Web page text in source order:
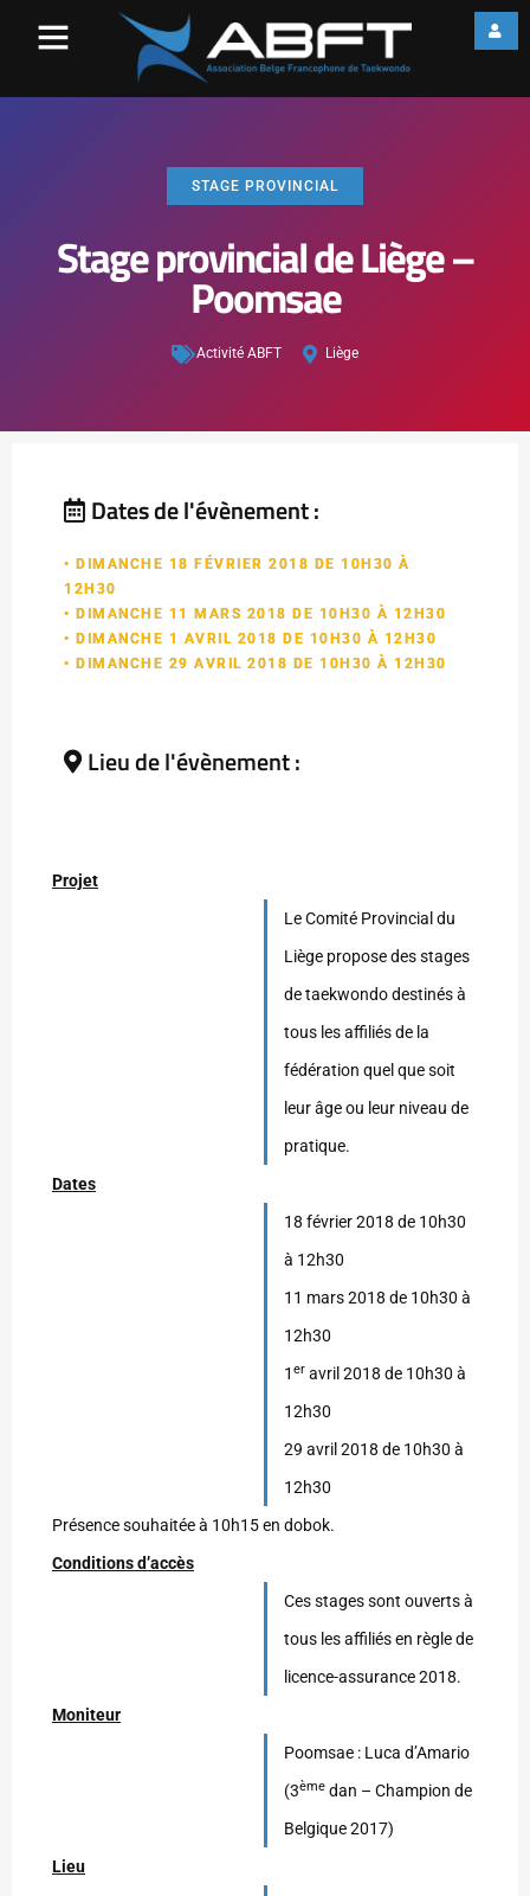
STAGE PROVINCIAL
Stage provincial de Liège –
Poomsae
Activité ABFT Liège
Dates de l'évènement :
• DIMANCHE 18 FÉVRIER 2018 DE 10H30 À
12H30
• DIMANCHE 11 MARS 2018 DE 10H30 À 12H30
• DIMANCHE 1 AVRIL 2018 DE 10H30 À 12H30
• DIMANCHE 29 AVRIL 2018 DE 10H30 À 12H30
Lieu de l'évènement :
Projet
Le Comité Provincial du
Liège propose des stages
de taekwondo destinés à
tous les affiliés de la
fédération quel que soit
leur âge ou leur niveau de
pratique.
Dates
18 février 2018 de 10h30
à 12h30
11 mars 2018 de 10h30 à
12h30
1 eravril 2018 de 10h30 à
12h30
29 avril 2018 de 10h30 à
12h30
Présence souhaitée à 10h15 en dobok.
Conditions d’accès
Ces stages sont ouverts à
tous les affiliés en règle de
licence-assurance 2018.
Moniteur
Poomsae : Luca d’Amario
(3èmedan – Champion de
Belgique 2017)
Lieu